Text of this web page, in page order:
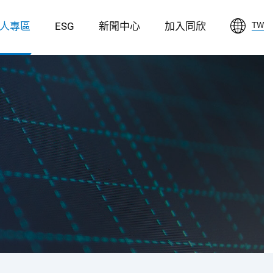
專區 ESG 新聞中心 加入同欣 TW